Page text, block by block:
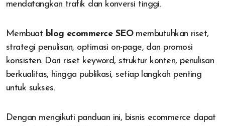
mendatangkan trafik dan konversi tinggi.
Membuat blog ecommerce SEOmembutuhkan riset,
strategi penulisan, optimasi on-page, dan promosi
konsisten. Dari riset keyword, struktur konten, penulisan
berkualitas, hingga publikasi, setiap langkah penting
untuk sukses.
Dengan mengikuti panduan ini, bisnis ecommerce dapat